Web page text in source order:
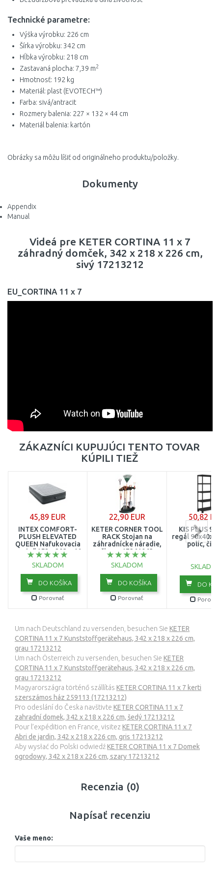
Technické parametre:
Výška výrobku: 226 cm
Šírka výrobku: 342 cm
Hĺbka výrobku: 218 cm
Zastavaná plocha: 7,39 m2
Hmotnosť: 192 kg
Materiál: plast (EVOTECH™)
Farba: sivá/antracit
Rozmery balenia: 227 × 132 × 44 cm
Materiál balenia: kartón
Obrázky sa môžu líšiť od originálneho produktu/položky.
Dokumenty
Appendix
Manual
Videá pre KETER CORTINA 11 x 7
záhradný domček, 342 x 218 x 226 cm,
sivý 17213212
EU_CORTINA 11 x 7
ZÁKAZNÍCI KUPUJÚCI TENTO TOVAR
KÚPILI TIEŽ
45,89 EUR
INTEX COMFORT-
PLUSH ELEVATED
QUEEN Nafukovacia
posteľ 152 x 203 x 46
cm 64414
SKLADOM
DO KOŠÍKA
Porovnať
22,90 EUR
KETER CORNER TOOL
RACK Stojan na
záhradnícke náradie,
čierny 17361063
SKLADOM
DO KOŠÍKA
Porovnať
50,82
KIS PLUS
regál
políc,
DO
Um nach Deutschland zu versenden, besuchen Sie KETER
CORTINA 11 x 7 Kunststoffgerätehaus, 342 x 218 x 226 cm,
grau 17213212
Um nach Österreich zu versenden, besuchen Sie KETER
CORTINA 11 x 7 Kunststoffgerätehaus, 342 x 218 x 226 cm,
grau 17213212
Magyarországra történő szállítás KETER CORTINA 11 x 7 kerti
szerszámos ház 259113 (17213212)
Pro odeslání do Česka navštivte KETER CORTINA 11 x 7
zahradní domek, 342 x 218 x 226 cm, šedý 17213212
Pour l’expédition en France, visitez KETER CORTINA 11 x 7
Abri de jardin, 342 x 218 x 226 cm, gris 17213212
Aby wysłać do Polski odwiedźKETER CORTINA 11 x 7 Domek
ogrodowy, 342 x 218 x 226 cm, szary 17213212
Recenzia (0)
Napísať recenziu
Vaše meno: